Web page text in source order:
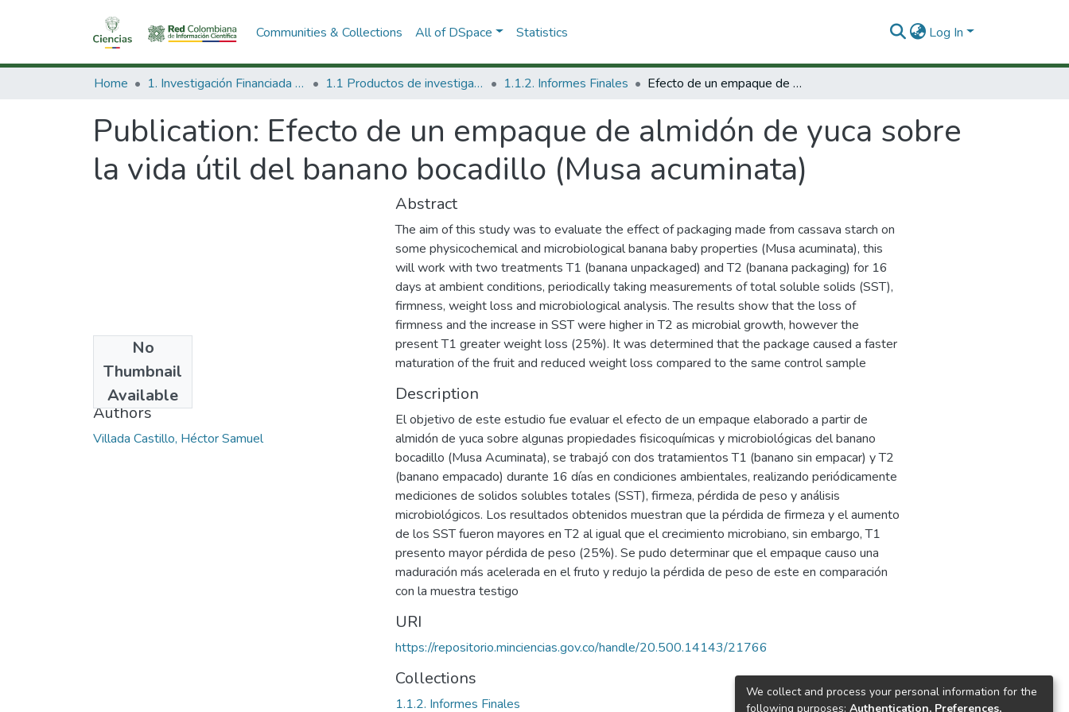
Communities & Collections All of DSpace Statistics Log In
Home 1. Investigación Financiada con Recursos Públicos 1.1 Productos de investigación 1.1.2. Informes Finales Efecto de un empaque de almidón de yuca sobre la vida útil del banano bocadillo (Musa acuminata)
Publication: Efecto de un empaque de almidón de yuca sobre
la vida útil del banano bocadillo (Musa acuminata)
No
Thumbnail
Available
2014-01-01
Authors
Villada Castillo, Héctor Samuel
Abstract
The aim of this study was to evaluate the effect of packaging made from cassava starch on
some physicochemical and microbiological banana baby properties (Musa acuminata), this
will work with two treatments T1 (banana unpackaged) and T2 (banana packaging) for 16
days at ambient conditions, periodically taking measurements of total soluble solids (SST),
firmness, weight loss and microbiological analysis. The results show that the loss of
firmness and the increase in SST were higher in T2 as microbial growth, however the
present T1 greater weight loss (25%). It was determined that the package caused a faster
maturation of the fruit and reduced weight loss compared to the same control sample
Description
El objetivo de este estudio fue evaluar el efecto de un empaque elaborado a partir de
almidón de yuca sobre algunas propiedades fisicoquímicas y microbiológicas del banano
bocadillo (Musa Acuminata), se trabajó con dos tratamientos T1 (banano sin empacar) y T2
(banano empacado) durante 16 días en condiciones ambientales, realizando periódicamente
mediciones de solidos solubles totales (SST), firmeza, pérdida de peso y análisis
microbiológicos. Los resultados obtenidos muestran que la pérdida de firmeza y el aumento
de los SST fueron mayores en T2 al igual que el crecimiento microbiano, sin embargo, T1
presento mayor pérdida de peso (25%). Se pudo determinar que el empaque causo una
maduración más acelerada en el fruto y redujo la pérdida de peso de este en comparación
con la muestra testigo
URI
https://repositorio.minciencias.gov.co/handle/20.500.14143/21766
Collections
1.1.2. Informes Finales
We collect and process your personal information for the
following purposes: Authentication, Preferences,